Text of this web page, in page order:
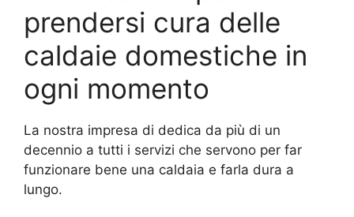
prendersi cura delle
caldaie domestiche in
ogni momento
La nostra impresa di dedica da più di un
decennio a tutti i servizi che servono per far
funzionare bene una caldaia e farla dura a
lungo.